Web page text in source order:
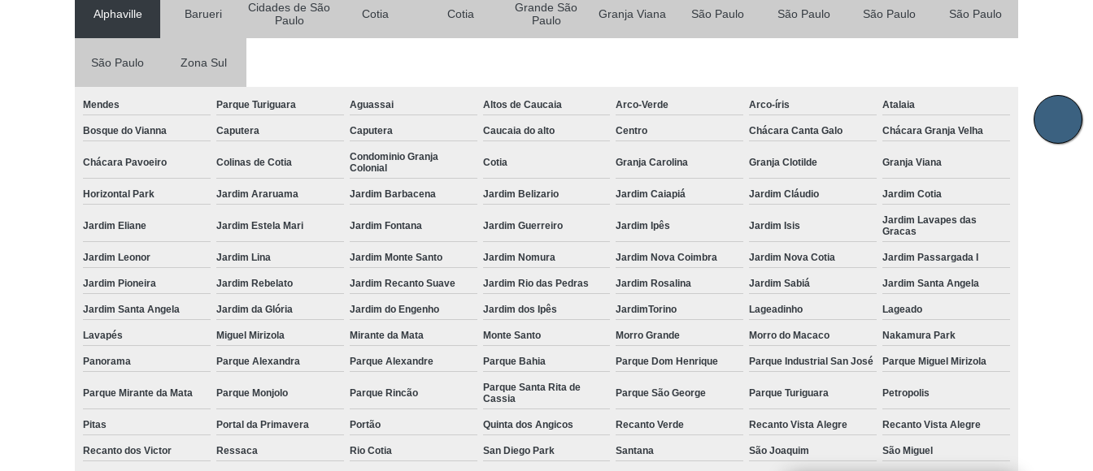
Alphaville Barueri
Cidades de São
Paulo
Cotia Cotia
Grande São
Paulo
Granja Viana São Paulo São Paulo São Paulo São Paulo
São Paulo Zona Sul
Mendes Parque Turiguara Aguassai Altos de Caucaia Arco-Verde Arco-íris Atalaia
Bosque do Vianna Caputera Caputera Caucaia do alto Centro Chácara Canta Galo Chácara Granja Velha
Chácara Pavoeiro Colinas de Cotia
Condominio Granja
Colonial
Cotia Granja Carolina Granja Clotilde Granja Viana
Horizontal Park Jardim Araruama Jardim Barbacena Jardim Belizario Jardim Caiapiá Jardim Cláudio Jardim Cotia
Jardim Eliane Jardim Estela Mari Jardim Fontana Jardim Guerreiro Jardim Ipês Jardim Isis
Jardim Lavapes das
Gracas
Jardim Leonor Jardim Lina Jardim Monte Santo Jardim Nomura Jardim Nova Coimbra Jardim Nova Cotia Jardim Passargada I
Jardim Pioneira Jardim Rebelato Jardim Recanto Suave Jardim Rio das Pedras Jardim Rosalina Jardim Sabiá Jardim Santa Angela
Jardim Santa Angela Jardim da Glória Jardim do Engenho Jardim dos Ipês JardimTorino Lageadinho Lageado
Lavapés Miguel Mirizola Mirante da Mata Monte Santo Morro Grande Morro do Macaco Nakamura Park
Panorama Parque Alexandra Parque Alexandre Parque Bahia Parque Dom Henrique Parque Industrial San José Parque Miguel Mirizola
Parque Mirante da Mata Parque Monjolo Parque Rincão
Parque Santa Rita de
Cassia
Parque São George Parque Turiguara Petropolis
Pitas Portal da Primavera Portão Quinta dos Angicos Recanto Verde Recanto Vista Alegre Recanto Vista Alegre
Recanto dos Victor Ressaca Rio Cotia San Diego Park Santana São Joaquim São Miguel